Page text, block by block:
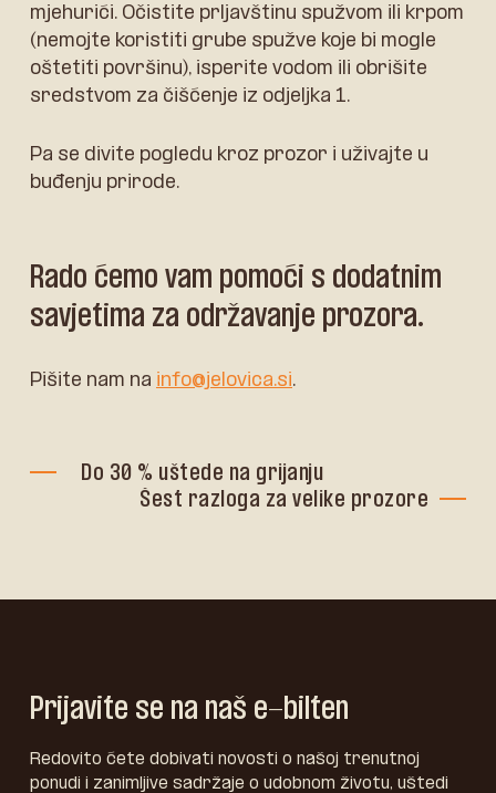
mjehurići. Očistite prljavštinu spužvom ili krpom
(nemojte koristiti grube spužve koje bi mogle
oštetiti površinu), isperite vodom ili obrišite
sredstvom za čišćenje iz odjeljka 1.
Pa se divite pogledu kroz prozor i uživajte u
buđenju prirode.
Rado ćemo vam pomoći s dodatnim
savjetima za održavanje prozora.
Pišite nam na info@jelovica.si.
Do 30 % uštede na grijanju
Šest razloga za velike prozore
Prijavite se na naš e-bilten
Redovito ćete dobivati novosti o našoj trenutnoj
ponudi i zanimljive sadržaje o udobnom životu, uštedi